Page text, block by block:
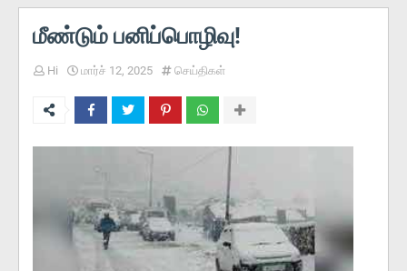
மீண்டும் பனிப்பொழிவு!
Hi மார்ச் 12, 2025 செய்திகள்